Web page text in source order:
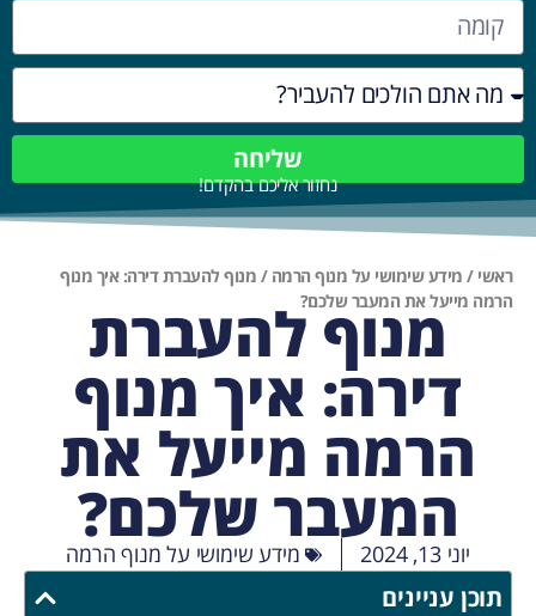
שליחה
נחזור אליכם בהקדם!
ראשי / מידע שימושי על מנוף הרמה / מנוף להעברת דירה: איך מנוף
הרמה מייעל את המעבר שלכם?
מנוף להעברת
דירה: איך מנוף
הרמה מייעל את
המעבר שלכם?יוני 13, 2024 מידע שימושי על מנוף הרמה
תוכן עניינים